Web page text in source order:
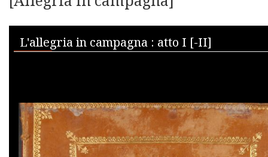
Media Viewer
L'allegria in campagna : atto I [-II]